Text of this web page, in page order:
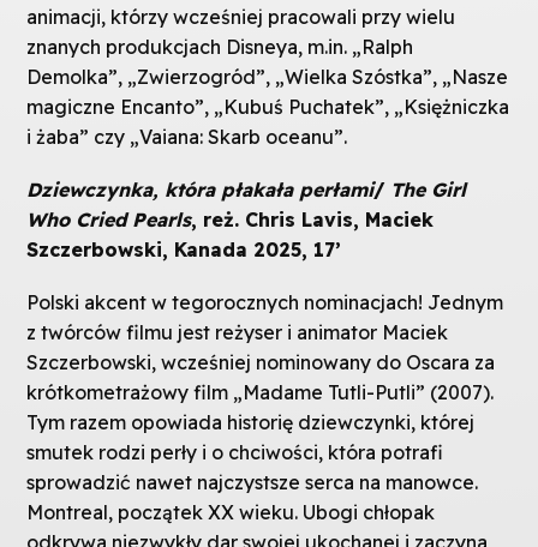
animacji, którzy wcześniej pracowali przy wielu
znanych produkcjach Disneya, m.in. „Ralph
Demolka”, „Zwierzogród”, „Wielka Szóstka”, „Nasze
magiczne Encanto”, „Kubuś Puchatek”, „Księżniczka
i żaba” czy „Vaiana: Skarb oceanu”.
Dziewczynka, która płakała perłami/ The Girl
Who Cried Pearls, reż. Chris Lavis, Maciek
Szczerbowski, Kanada 2025, 17’
Polski akcent w tegorocznych nominacjach! Jednym
z twórców filmu jest reżyser i animator Maciek
Szczerbowski, wcześniej nominowany do Oscara za
krótkometrażowy film „Madame Tutli-Putli” (2007).
Tym razem opowiada historię dziewczynki, której
smutek rodzi perły i o chciwości, która potrafi
sprowadzić nawet najczystsze serca na manowce.
Montreal, początek XX wieku. Ubogi chłopak